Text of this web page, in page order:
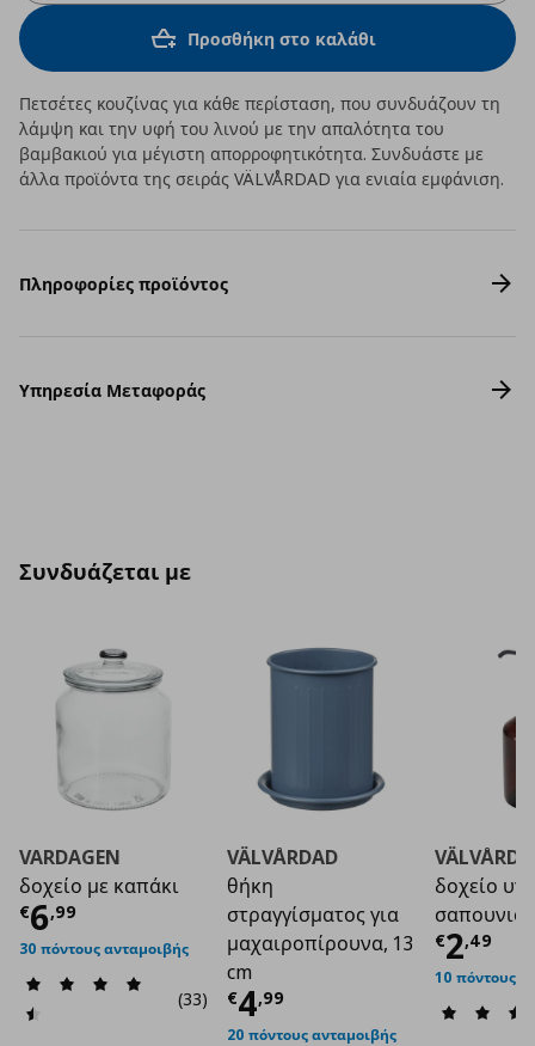
Προσθήκη στο καλάθι
Πετσέτες κουζίνας για κάθε περίσταση, που συνδυάζουν τη
λάμψη και την υφή του λινού με την απαλότητα του
βαμβακιού για μέγιστη απορροφητικότητα. Συνδυάστε με
άλλα προϊόντα της σειράς VÄLVÅRDAD για ενιαία εμφάνιση.
Πληροφορίες προϊόντος
Υπηρεσία Μεταφοράς
Συνδυάζεται με
VARDAGEN
δοχείο με καπάκι
€6,99
Τρέχουσα τιμή€ 6,99
30 πόντους ανταμοιβής
(33)
VÄLVÅRDAD
θήκη
στραγγίσματος για
μαχαιροπίρουνα, 13
cm
€4,99
Τρέχουσα τιμή€
20 πόντους ανταμοιβής
δοχείο
€2,49
10 πόντους